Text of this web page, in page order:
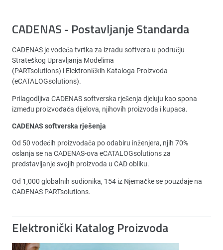
CADENAS - Postavljanje Standarda
CADENAS je vodeća tvrtka za izradu softvera u području
Strateškog Upravljanja Modelima
(PARTsolutions) i Elektroničkih Kataloga Proizvoda
(eCATALOGsolutions).
Prilagodljiva CADENAS softverska rješenja djeluju kao spona
između proizvođača dijelova, njihovih proizvoda i kupaca.
CADENAS softverska rješenja
Od 50 vodećih proizvođača po odabiru inženjera, njih 70%
oslanja se na CADENAS-ova eCATALOGsolutions za
predstavljanje svojih proizvoda u CAD obliku.
Od 1,000 globalnih sudionika, 154 iz Njemačke se pouzdaje na
CADENAS PARTsolutions.
Elektronički Katalog Proizvoda